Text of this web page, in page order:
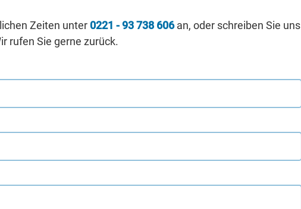
Zeiten unter 0221 - 93 738 606an, oder schreiben Sie uns
rufen Sie gerne zurück.